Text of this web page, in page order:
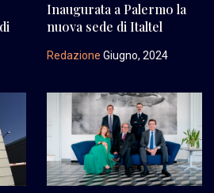
Inaugurata a Palermo la
nuova sede di Italtel
Redazione Giugno, 2024